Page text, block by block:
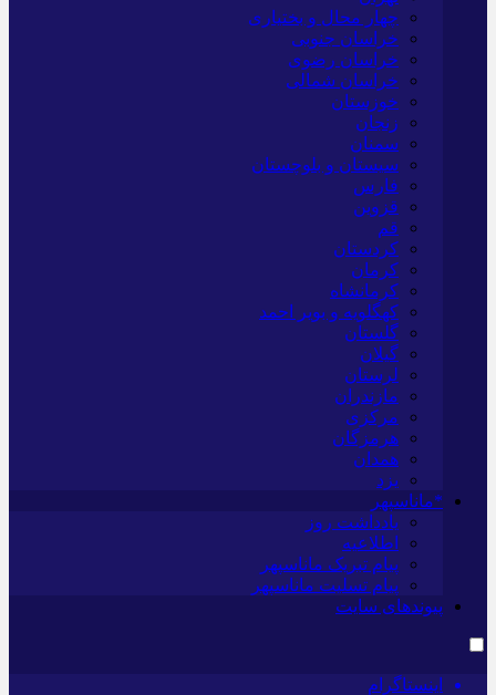
چهار محال و بختیاری
خراسان جنوبی
خراسان رضوی
خراسان شمالی
خوزستان
زنجان
سمنان
سیستان و بلوچستان
فارس
قزوین
قم
کردستان
کرمان
کرمانشاه
کهگلویه و بویر احمد
گلستان
گیلان
لرستان
مازندران
مرکزی
هرمزگان
همدان
یزد
*ماناسپهر
یادداشت روز
اطلاعیه
پیام تبریک ماناسپهر
پیام تسلیت ماناسپهر
پیوندهای سایت
اینستاگرام